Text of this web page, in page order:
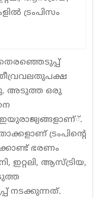
തെരഞ്ഞെടുപ്പ്
അടുത്ത ഒരു
ഇയുരാജ്യങ്ങളാണ്്.
ട്രംപിന്റെ
ഭരണം
ഇറ്റലി, ആസ്ട്രിയ,
നടക്കുന്നത്.